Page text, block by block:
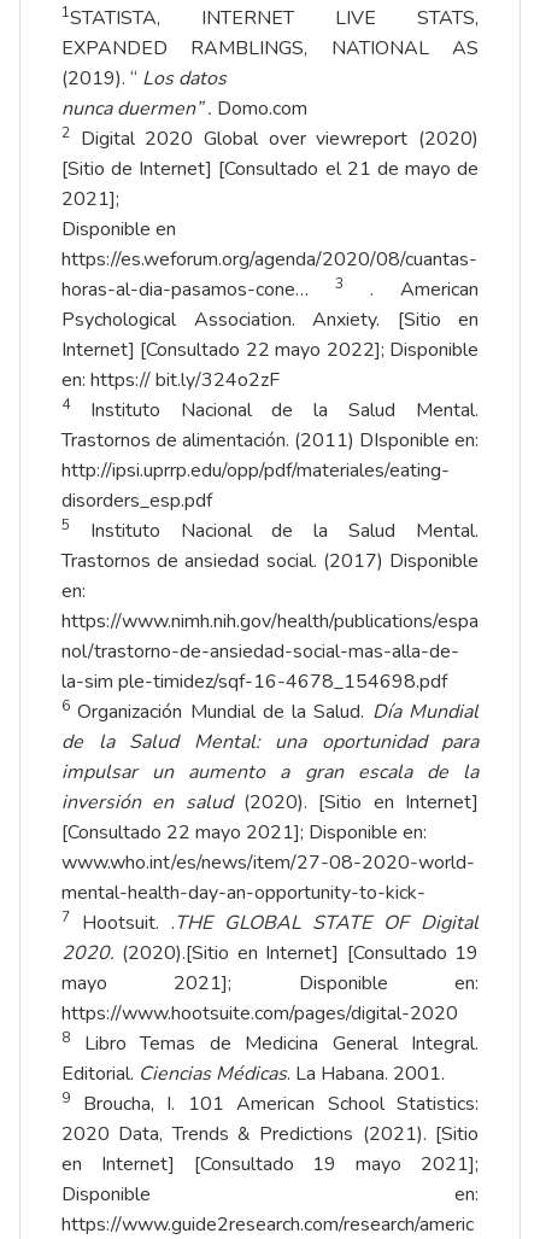
1STATISTA, INTERNET LIVE STATS,
EXPANDED RAMBLINGS, NATIONAL AS
(2019). “ Los datos
nunca duermen” . Domo.com
2
Digital 2020 Global over viewreport (2020)
[Sitio de Internet] [Consultado el 21 de mayo de
2021];
Disponible en
https://es.weforum.org/agenda/2020/08/cuantas-
horas-al-dia-pasamos-cone…
3
. American
Psychological Association. Anxiety. [Sitio en
Internet] [Consultado 22 mayo 2022]; Disponible
en: https:// bit.ly/324o2zF
4Instituto Nacional de la Salud Mental.
Trastornos de alimentación. (2011) DIsponible en:
http://ipsi.uprrp.edu/opp/pdf/materiales/eating-
disorders_esp.pdf
5
Instituto Nacional de la Salud Mental.
Trastornos de ansiedad social. (2017) Disponible
en:
https://www.nimh.nih.gov/health/publications/espa
nol/trastorno-de-ansiedad-social-mas-alla-de-
la-sim ple-timidez/sqf-16-4678_154698.pdf
6 Organización Mundial de la Salud. Día Mundial
de la Salud Mental: una oportunidad para
impulsar un aumento a gran escala de la
inversión en salud (2020). [Sitio en Internet]
[Consultado 22 mayo 2021]; Disponible en:
www.who.int/es/news/item/27-08-2020-world-
mental-health-day-an-opportunity-to-kick-
7 Hootsuit. .THE GLOBAL STATE OF Digital
2020. (2020).[Sitio en Internet] [Consultado 19
mayo 2021]; Disponible en:
https://www.hootsuite.com/pages/digital-2020
8
Libro Temas de Medicina General Integral.
Editorial. Ciencias Médicas. La Habana. 2001.
9
Broucha, I. 101 American School Statistics:
2020 Data, Trends & Predictions (2021). [Sitio
en Internet] [Consultado 19 mayo 2021];
Disponible en:
https://www.guide2research.com/research/americ